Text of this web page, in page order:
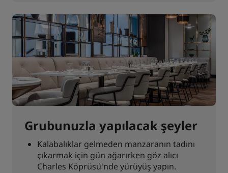
Grubunuzla yapılacak şeyler
Kalabalıklar gelmeden manzaranın tadını
çıkarmak için gün ağarırken göz alıcı
Charles Köprüsü'nde yürüyüş yapın.